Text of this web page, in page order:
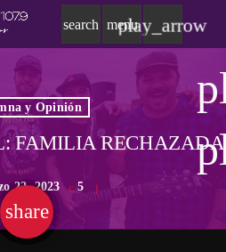
search menu
play_arrow
y Opinión
FAMILIA RECHAZADA
22, 2023 5
share
email